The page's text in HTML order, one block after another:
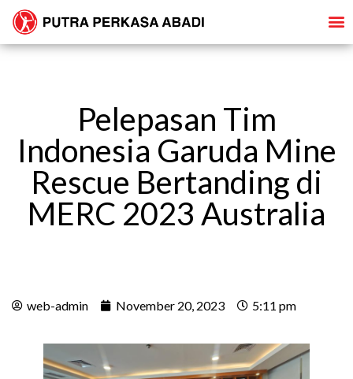
Pelepasan Tim
Indonesia Garuda Mine
Rescue Bertanding di
MERC 2023 Australia
web-admin November 20, 2023 5:11 pm